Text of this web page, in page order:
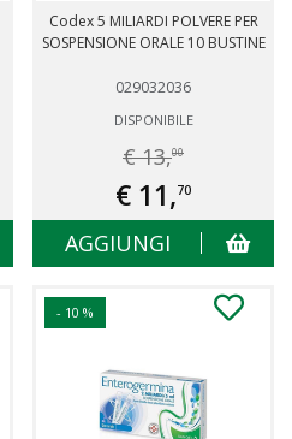
Codex 5 MILIARDI POLVERE PER
SOSPENSIONE ORALE 10 BUSTINE
029032036
DISPONIBILE
€ 13,00
€ 11,70
AGGIUNGI
- 10 %